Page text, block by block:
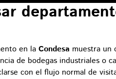
en la Condesa muestra un
de bodegas industriales o
con el flujo normal de